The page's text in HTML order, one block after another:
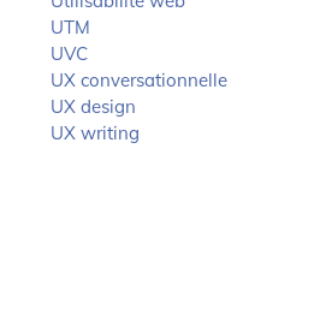
UTM
UVC
UX conversationnelle
UX design
UX writing